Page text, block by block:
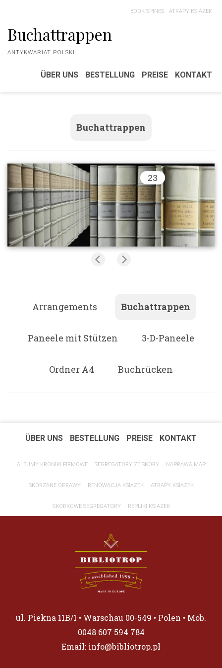
Buchattrappen
ANTYKWARIAT POLSKI
BOOK SPINES ATRAPY KSIAZEK
ÜBER UNS BESTELLUNG PREISE KONTAKT
Buchattrappen
23
Arrangements Buchattrappen
Paneele mit Stützen 3-D-Paneele
Ordner A4 Buchrücken
ÜBER UNS BESTELLUNG PREISE KONTAKT
ALBUMY KRONIKI FIRMOWE SEGREGATORY ZE SKORY NAPRAWA MAP
SKORZANE OPRAWY RENOWACJA KSIAZEK ATRAPY KSIAZEK
SKORKOWE SEGREGATORY REPLIKI KSIAZEK
ul. Piekna 11B/1 • Warschau 00-549 • Polen • Mob.
0048 607 594 784
Email: info@bibliotrop.pl